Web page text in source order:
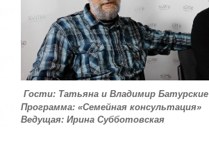
,
е
н
и
т
Гости: Татьяна и Владимир Батурские
Программа: «Семейная консультация»
Ведущая: Ирина Субботовская